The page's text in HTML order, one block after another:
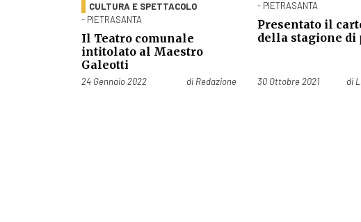
CULTURA E SPETTACOLO
- PIETRASANTA
Il Teatro comunale
intitolato al Maestro
Galeotti
Pubblicato il
24 Gennaio 2022 di Redazione
- PIETRASANTA
Presentato il
della stagione di
Pubblicato il
30 Ottobre 2021 di